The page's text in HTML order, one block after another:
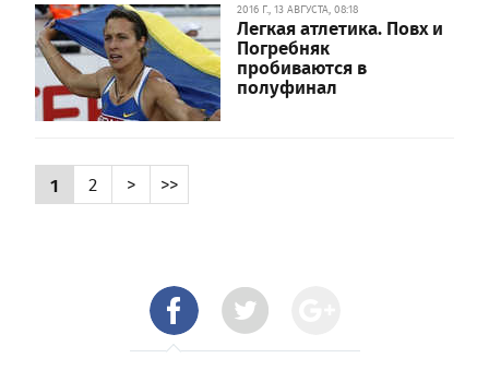
2016 Г., 13 АВГУСТА, 08:18
Легкая атлетика. Повх и
Погребняк
пробиваются в
полуфинал
1 2 > >>